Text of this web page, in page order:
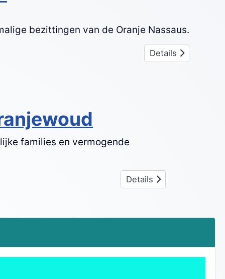
bezittingen van de Oranje Nassaus.
Details
families en vermogende
Details